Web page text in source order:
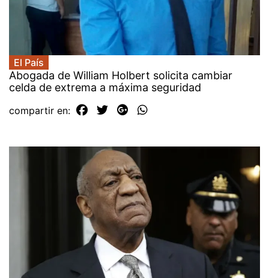
El País
Abogada de William Holbert solicita cambiar
celda de extrema a máxima seguridad
compartir en: